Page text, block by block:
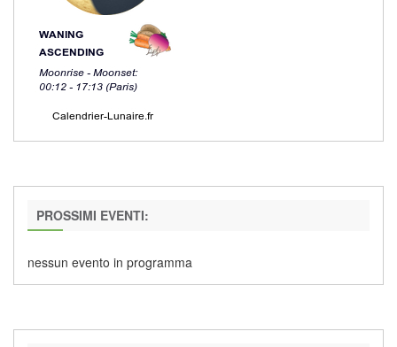
PROSSIMI EVENTI:
nessun evento in programma